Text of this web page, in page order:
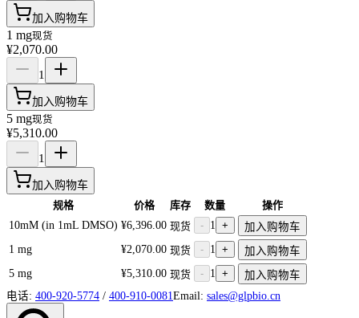
加入购物车
1 mg现货
¥2,070.00
1
加入购物车
5 mg现货
¥5,310.00
1
加入购物车
规格 价格 库存 数量
操作
10mM (in 1mL DMSO) ¥6,396.00 现货 - 1 +
加入购物车
1 mg
¥2,070.00 现货 - 1 +
加入购物车
5 mg
¥5,310.00 现货 - 1 +
加入购物车
电话: 400-920-5774 / 400-910-0081 Email: sales@glpbio.cn